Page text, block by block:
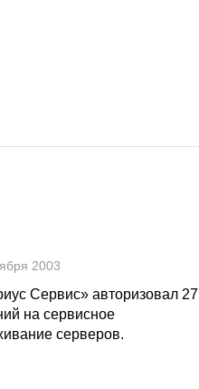
2003
Сервис» авторизовал 27
на сервисное
серверов.